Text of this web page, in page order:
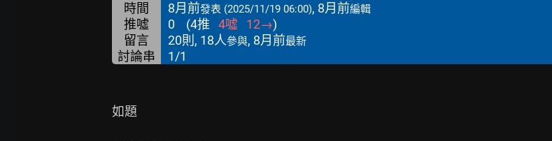
時間 8月前發表 (2025/11/19 06:00), 8月前編輯
推噓 0 (4推 4噓 12→)
留言
20則, 18人參與, 8月前最新
討論串 1/1
如題